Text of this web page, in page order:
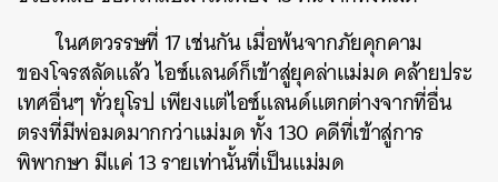
ในศตวรรษที่ 17 เช่นกัน เมื่อพ้นจากภัยคุกคาม
ของโจรสลัดแล้ว ไอซ์แลนด์ก็เข้าสู่ยุคล่าแม่มด คล้ายประ
เทศอื่นๆ ทั่วยุโรป เพียงแต่ไอซ์แลนด์แตกต่างจากที่อื่น
ตรงที่มีพ่อมดมากกว่าแม่มด ทั้ง 130 คดีที่เข้าสู่การ
พิพากษา มีแค่ 13 รายเท่านั้นที่เป็นแม่มด